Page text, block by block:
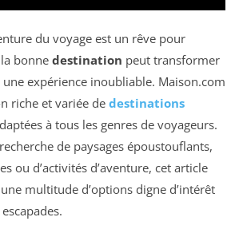
du voyage est un rêve pour
bonne destination peut transformer
expérience inoubliable. Maison.com
riche et variée de destinations
à tous les genres de voyageurs.
de paysages époustouflants,
ou d’activités d’aventure, cet article
multitude d’options digne d’intérêt